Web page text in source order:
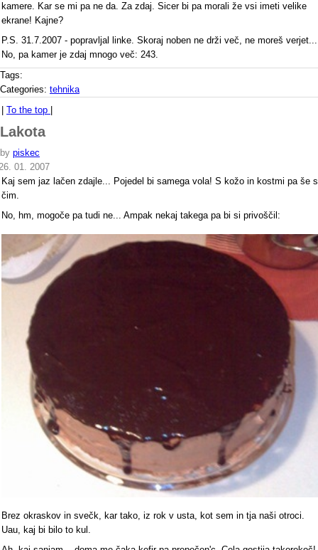
kamere. Kar se mi pa ne da. Za zdaj. Sicer bi pa morali že vsi imeti velike
ekrane! Kajne?
P.S. 31.7.2007 - popravljal linke. Skoraj noben ne drži več, ne moreš verjet...
No, pa kamer je zdaj mnogo več: 243.
Tags:
Categories: tehnika
To the top
Lakota
by piskec
01. 2007
Kaj sem jaz lačen zdajle... Pojedel bi samega vola! S kožo in kostmi pa še s
čim.
No, hm, mogoče pa tudi ne... Ampak nekaj takega pa bi si privoščil:
Brez okraskov in svečk, kar tako, iz rok v usta, kot sem in tja naši otroci.
Uau, kaj bi bilo to kul.